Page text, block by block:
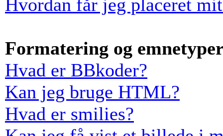
Hvordan får jeg placeret
Formatering og
Hvad er BBkoder?
Kan jeg bruge HTML?
Hvad er smilies?